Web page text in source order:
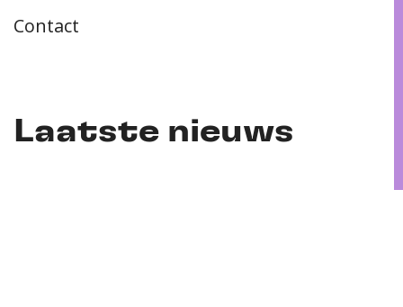
Contact
Laatste nieuws